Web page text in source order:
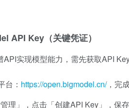
API Key（关键凭证）
实现模型能力，需先获取API Key
台： https://open.bigmodel.cn/，完
理」，点击「创建API Key」，保